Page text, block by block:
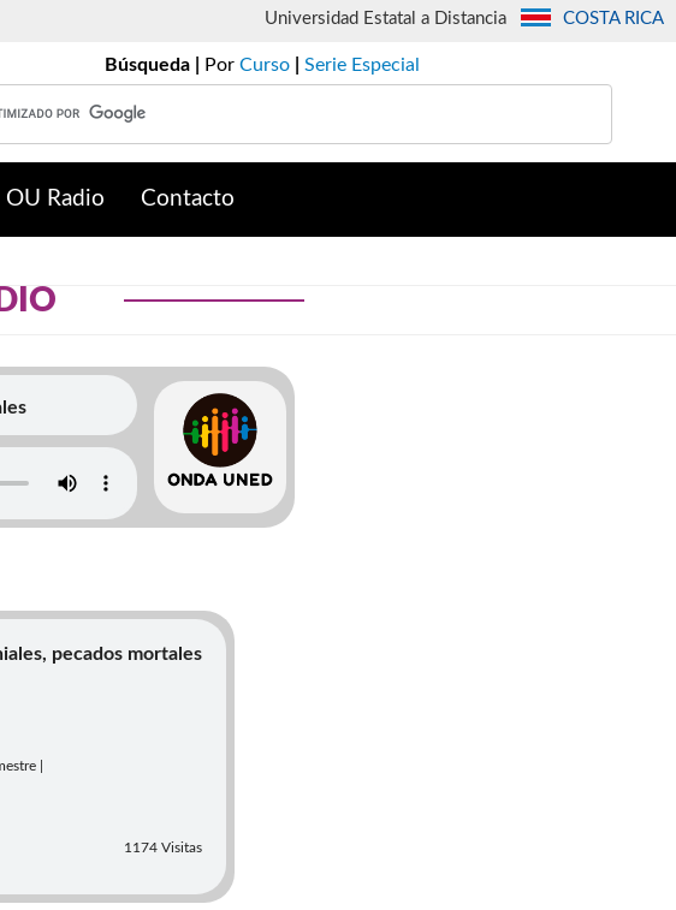
COSTA RICA
Universidad Estatal a Distancia
Búsqueda | Por Curso Serie Especial
OU Radio Contacto
pecados mortales
|
1174 Visitas